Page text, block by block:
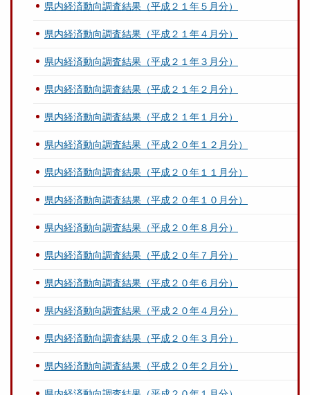
県内経済動向調査結果（平成２１年５月分）
県内経済動向調査結果（平成２１年４月分）
県内経済動向調査結果（平成２１年３月分）
県内経済動向調査結果（平成２１年２月分）
県内経済動向調査結果（平成２１年１月分）
県内経済動向調査結果（平成２０年１２月分）
県内経済動向調査結果（平成２０年１１月分）
県内経済動向調査結果（平成２０年１０月分）
県内経済動向調査結果（平成２０年８月分）
県内経済動向調査結果（平成２０年７月分）
県内経済動向調査結果（平成２０年６月分）
県内経済動向調査結果（平成２０年４月分）
県内経済動向調査結果（平成２０年３月分）
県内経済動向調査結果（平成２０年２月分）